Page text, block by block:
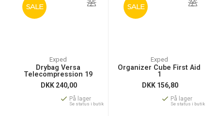
SALE
Exped
Drybag Versa
Telecompression 19
DKK 240,00
På lager
Se status i butik
SALE
Exped
Organizer Cube First Aid
1
DKK 156,80
På lager
Se status i butik